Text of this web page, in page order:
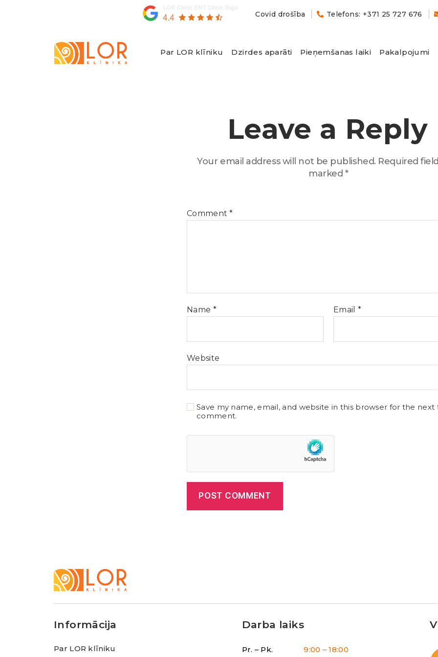
Covid drošība Telefons: +371 25 727 676
Par LOR klīniku Dzirdes aparāti Pieņemšanas laiki Pakalpojumi
Leave a Reply
Your email address will not be published. Required
marked*
Comment*
Name * Email *
Website
Save my name, email, and website in this browser for the next
comment.
Klīnika
Informācija
Par LOR klīniku
Darba laiks
Pr. – Pk. 9:00 – 18:00